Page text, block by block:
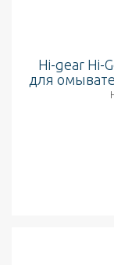
Hi-gear Hi-
для